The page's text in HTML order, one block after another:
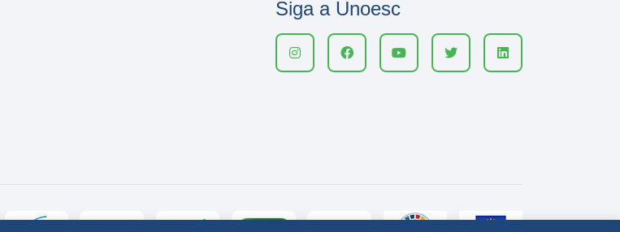
Siga a Unoesc